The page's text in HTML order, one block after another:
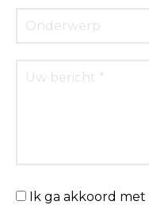
Ik ga akkoord